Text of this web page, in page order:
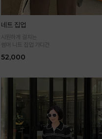
네트 집업
시원하게 걸치는
썸머 니트 집업 가디건
52,000